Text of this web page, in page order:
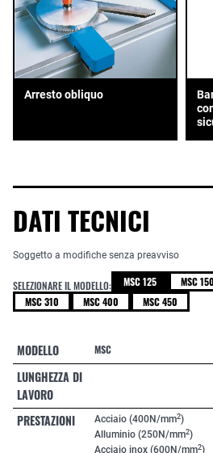
Arresto obliquo
DATI TECNICI
Soggetto a modifiche senza preavviso
SELEZIONARE IL MODELLO: MSC 125 MSC 150
MSC 310
MSC 400 MSC 450
MODELLO MSC
LUNGHEZZA DI
LAVORO
PRESTAZIONI Acciaio (400N/mm2)
Alluminio (250N/mm2)
Acciaio inox (600N/mm2)